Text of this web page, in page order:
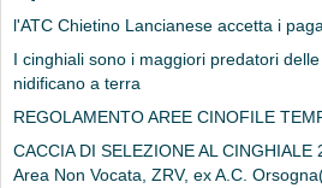
l'ATC Chietino Lancianese accetta i
I cinghiali sono i maggiori predatori
nidificano a terra
REGOLAMENTO AREE CINOFILE
CACCIA DI SELEZIONE AL CINGHIALE
Area Non Vocata, ZRV, ex A.C.